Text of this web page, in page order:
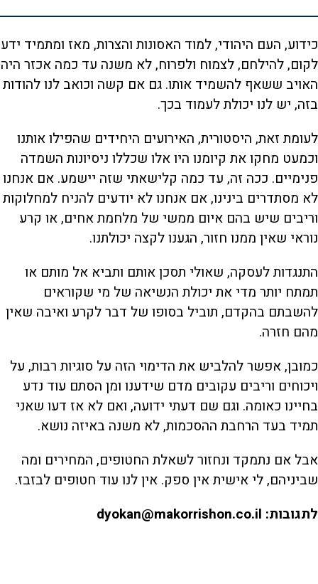
כידוע, העם היהודי, למוד האסונות והצרות, מאז ומתמיד ידע
לקום, להילחם, לצמוח ולפרוח, לא משנה עד כמה אכזר היה
האויב ששאף להשמיד אותו. גם אם קשה וכואב לנו להודות
בזה, יש לנו יכולת לעמוד בכך.
לעומת זאת, היסטורית, האירועים היחידים שהפילו אותנו
וכמעט מחקו את קיומנו היו אלו שכללו ניסיונות השמדה
פנימיים. ככה זה, עד כמה קלישאתי שזה יישמע. אם אנחנו
לא מסתדרים בינינו, אם אנחנו לא יודעים להניח למחלוקות
וריבים שיש בהם איום ממשי של מלחמת אחים, או קרע
נוראי שאין ממנו חזור, הגענו לקצה יכולתנו.
התנגדות לעסקה, שאולי תסכן אותם ותביא אל מותם או
תמתח יותר מדי את יכולת הנשיאה של מי שקוראים
להשבתם בהקדם, תוביל בסופו של דבר לקרע ואיבה שאין
מהם חזרה.
כמובן, אפשר להלביש את הדימוי הזה על סוגיות רבות, על
ויכוחים וריבים עקובים מדם שידענו ומן הסתם עוד נדע
בחיינו כאומה. וגם שם דעתי ידועה, ואם לא אז דעו שאני
תמיד בעד הרחבת ההסכמות, לא משנה באיזה נושא.
אבל אם נתמקד ונחזור לשאלת החטופים, המחירים ומה
שביניהם, לי אישית אין ספק. אין לנו עוד חטופים לבזבז.
לתגובות: dyokan@makorrishon.co.il